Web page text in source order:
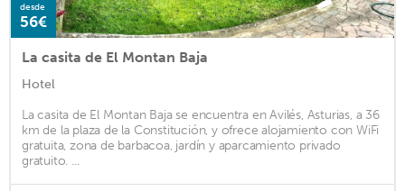
desde
56€
La casita de El Montan Baja
Hotel
La casita de El Montan Baja se encuentra en Avilés, Asturias, a 36
km de la plaza de la Constitución, y ofrece alojamiento con WiFi
gratuita, zona de barbacoa, jardín y aparcamiento privado
gratuito. ...